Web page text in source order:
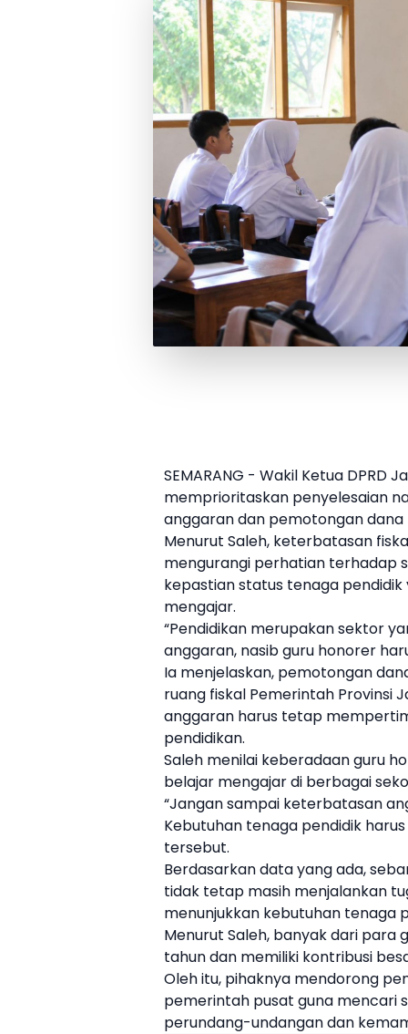
SEMARANG - Wakil Ketua
memprioritaskan penyelesaian
anggaran dan pemotongan
Menurut Saleh, keterbatasan
mengurangi perhatian terhadap
kepastian status tenaga
mengajar.
“Pendidikan merupakan sektor
anggaran, nasibguru honorer
Ia menjelaskan, pemotongan
ruang fiskal Pemerintah Provinsi
anggaran harus tetap
pendidikan.
Saleh menilai keberadaanguru
belajar mengajar di berbagai
“Jangan sampai keterbatasan
Kebutuhan tenaga pendidik
tersebut.
Berdasarkan data yang ada,
tidak tetap masih menjalankan
menunjukkan kebutuhan tenaga
Menurut Saleh, banyak dari para
tahun dan memiliki kontribusi
Oleh itu, pihaknya mendorong
pemerintah pusat guna mencari
perundang-undangan dan